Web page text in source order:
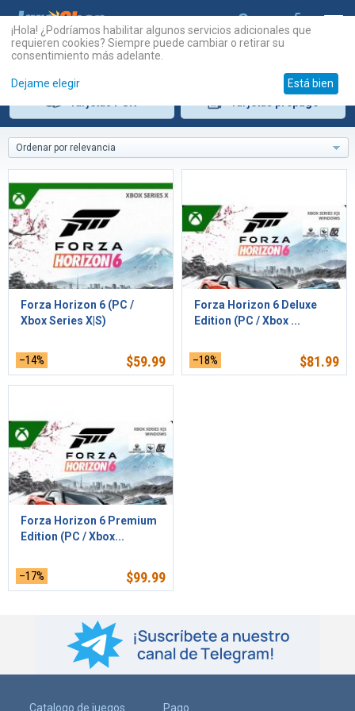
Ordenar por relevancia
Forza Horizon 6 (PC /
Xbox Series X|S)
–14% $59.99
Forza Horizon 6 Deluxe
Edition (PC / Xbox ...
–18% $81.99
Forza Horizon 6 Premium
Edition (PC / Xbox...
–17% $99.99
Catalogo de juegos Pago
¡Hola! ¿Podríamos habilitar algunos servicios adicionales que
requieren cookies? Siempre puede cambiar o retirar su
consentimiento más adelante.
Dejame elegir Está bien